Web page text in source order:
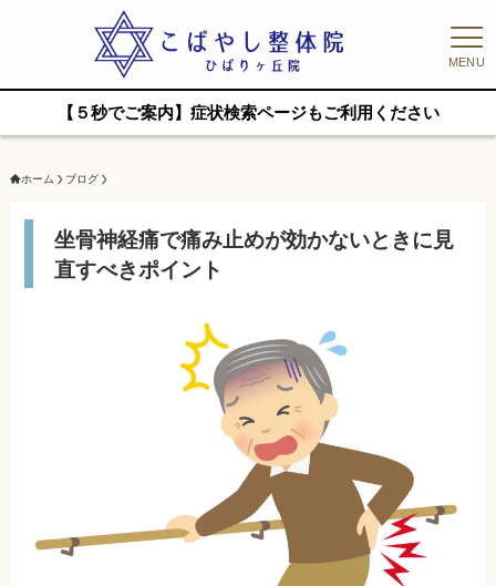
MENU
【５秒でご案内】症状検索ページもご利用ください
ホーム ブログ
坐骨神経痛で痛み止めが効かないときに見
直すべきポイント